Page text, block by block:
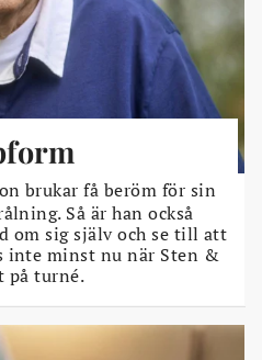
brukar få beröm för sin
Så är han också
om sig själv och se till att
inte minst nu när Sten &
på turné.